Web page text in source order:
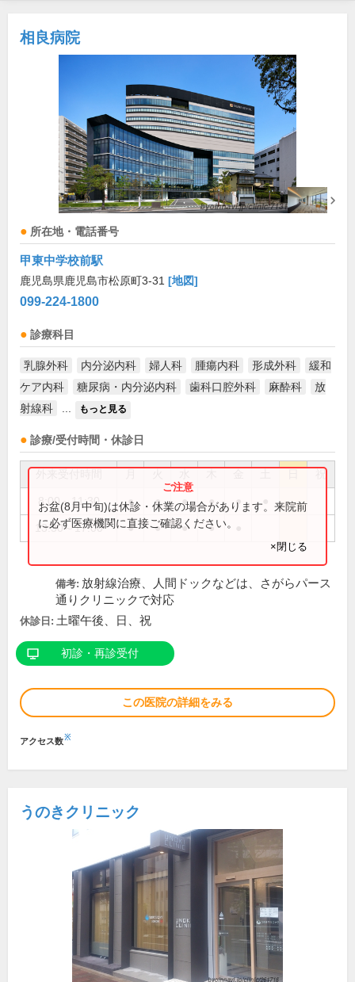
相良病院
所在地・電話番号
甲東中学校前駅
鹿児島県鹿児島市松原町3-31 [地図]
099-224-1800
診療科目
乳腺外科 内分泌内科 婦人科 腫瘍内科 形成外科
緩和
ケア内科
糖尿病・内分泌内科 歯科口腔外科 麻酔科
放
射線科
もっと見る
診療/受付時間・休診日
祝
8:00～11:30 ● ● ● ● ●
13:30～17:00 ● ● ● ●
お盆(8月中旬)は休診・休業の場合があります。来院前
に必ず医療機関に直接ご確認ください。
×閉じる
備考: 放射線治療、人間ドックなどは、さがらパース
通りクリニックで対応
休診日: 土曜午後、日、祝
初診・再診受付
この医院の詳細をみる
アクセス数※
うのきクリニック